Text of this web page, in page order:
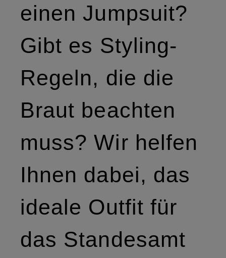
einen Jumpsuit?
Gibt es Styling-
Regeln, die die
Braut beachten
muss? Wir helfen
Ihnen dabei, das
ideale Outfit für
das Standesamt